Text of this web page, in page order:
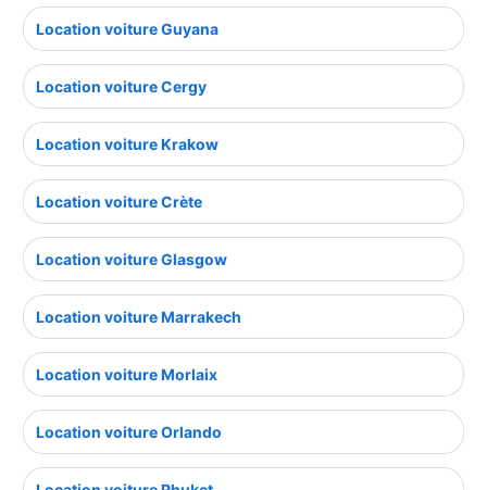
Location voiture Guyana
Location voiture Cergy
Location voiture Krakow
Location voiture Crète
Location voiture Glasgow
Location voiture Marrakech
Location voiture Morlaix
Location voiture Orlando